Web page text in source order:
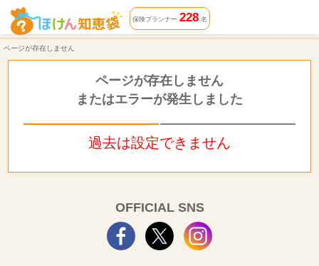
ページが存在しません | ほけん知恵袋
保険プランナー 228名
ページが存在しません
ページが存在しません
またはエラーが発生しました
過去は設定できません
OFFICIAL SNS